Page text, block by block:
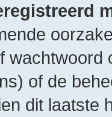
wachtwoord
of de
dit laatste